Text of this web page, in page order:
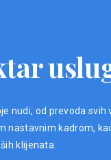
nudi, od prevoda svih
nastavnim kadrom,
klijenata.